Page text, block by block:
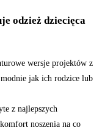
odzież dziecięca
wersje projektów z
jak ich rodzice lub
z najlepszych
noszenia na co